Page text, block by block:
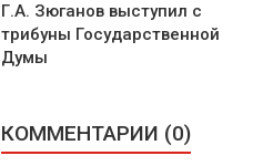
Г.А. Зюганов выступил с
трибуны Государственной
Думы
КОММЕНТАРИИ (0)